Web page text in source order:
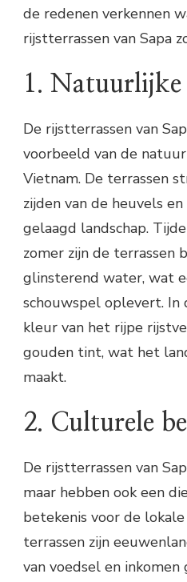
de redenen verkennen
rijstterrassen van Sapa
1. Natuurlijke
De rijstterrassen van
voorbeeld van de
Vietnam. De terrassen
zijden van de heuvels
gelaagd landschap.
zomer zijn de terrassen
glinsterend water, wat
schouwspel oplevert.
kleur van het rijpe
gouden tint, wat het
maakt.
2. Culturele
De rijstterrassen van
maar hebben ook een
betekenis voor de
terrassen zijn
van voedsel en